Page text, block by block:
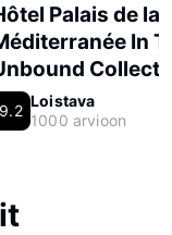
Palais de la
In
9.2
Loistava
1000 arvioon